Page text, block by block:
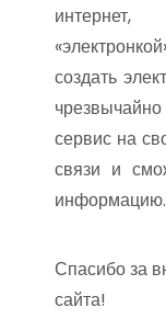
создать
сервис на
связи и
информацию.
Спасибо за
сайта!